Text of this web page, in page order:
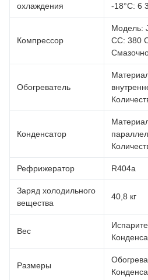
охлаждения
-18°С: 6
Компрессор
Модель:
CC: 380
Обогреватель
Конденсатор
Рефрижератор R404a
Заряд холодильного
вещества
40,8 кг
Вес
Размеры